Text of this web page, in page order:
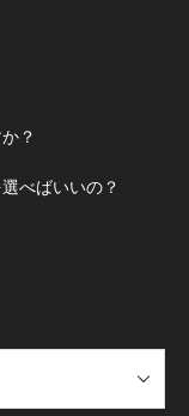
？
べばいいの？